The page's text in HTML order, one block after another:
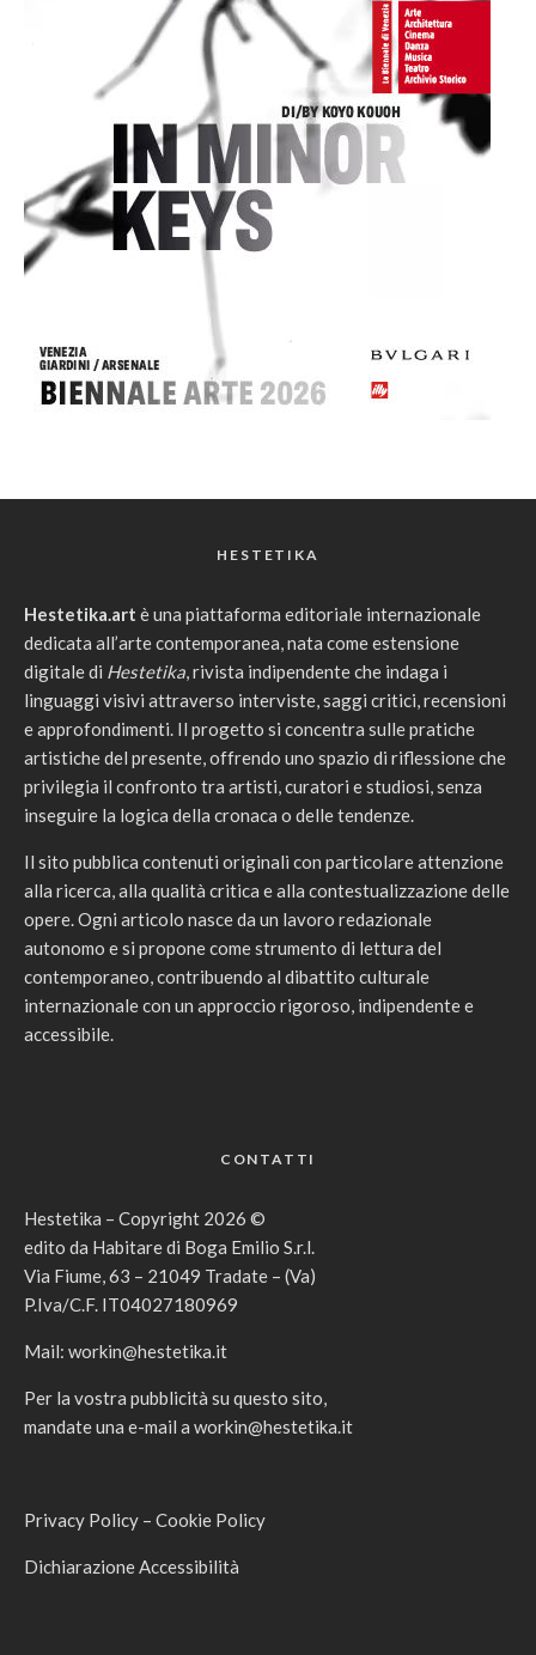
HESTETIKA
Hestetika.art è una piattaforma editoriale internazionale
dedicata all’arte contemporanea, nata come estensione
digitale di Hestetika, rivista indipendente che indaga i
linguaggi visivi attraverso interviste, saggi critici, recensioni
e approfondimenti. Il progetto si concentra sulle pratiche
artistiche del presente, offrendo uno spazio di riflessione che
privilegia il confronto tra artisti, curatori e studiosi, senza
inseguire la logica della cronaca o delle tendenze.
Il sito pubblica contenuti originali con particolare attenzione
alla ricerca, alla qualità critica e alla contestualizzazione delle
opere. Ogni articolo nasce da un lavoro redazionale
autonomo e si propone come strumento di lettura del
contemporaneo, contribuendo al dibattito culturale
internazionale con un approccio rigoroso, indipendente e
accessibile.
CONTATTI
Hestetika – Copyright 2026 ©
edito da Habitare di Boga Emilio S.r.l.
Via Fiume, 63 – 21049 Tradate – (Va)
P.Iva/C.F. IT04027180969
Mail: workin@hestetika.it
Per la vostra pubblicità su questo sito,
mandate una e-mail a workin@hestetika.it
Privacy Policy – Cookie Policy
Dichiarazione Accessibilità